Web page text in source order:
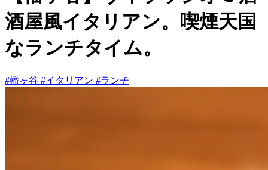
酒屋風イタリアン。喫煙天国
なランチタイム。
#幡ヶ谷 #イタリアン #ランチ